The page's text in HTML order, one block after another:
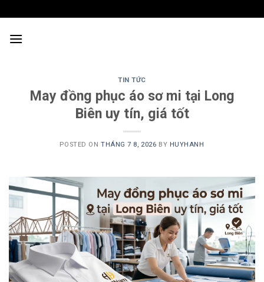
to
content
TIN TỨC
May đồng phục áo sơ mi tại Long
Biên uy tín, giá tốt
POSTED ONTHÁNG 7 8, 2026 BY HUYHANH